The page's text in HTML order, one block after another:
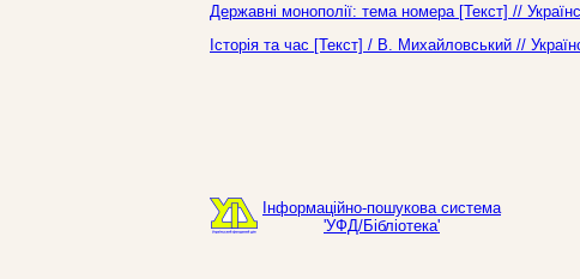
Державні монополії: тема номера [Текст] //
Історія та час [Текст] / В. Михайловський //
Інформаційно-пошукова система
'УФД/Бібліотека'